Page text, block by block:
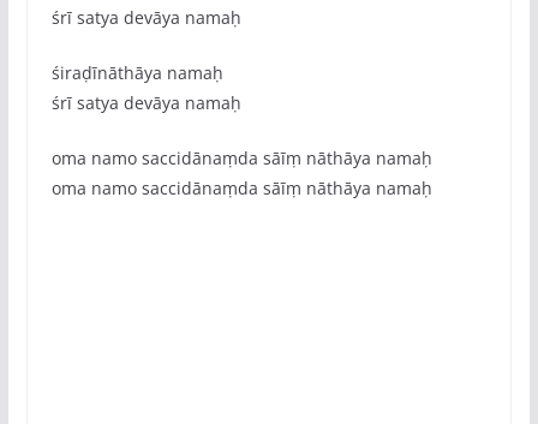
śrī satya devāya namaḥ
śiraḍīnāthāya namaḥ
śrī satya devāya namaḥ
oma namo saccidānaṃda sāīṃ nāthāya namaḥ
oma namo saccidānaṃda sāīṃ nāthāya namaḥ